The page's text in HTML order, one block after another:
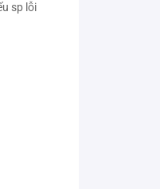
sp lỗi